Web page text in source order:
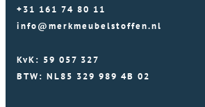
+31 161 74 80 11
info@merkmeubelstoffen.nl
KvK: 59 057 327
BTW: NL85 329 989 4B 02